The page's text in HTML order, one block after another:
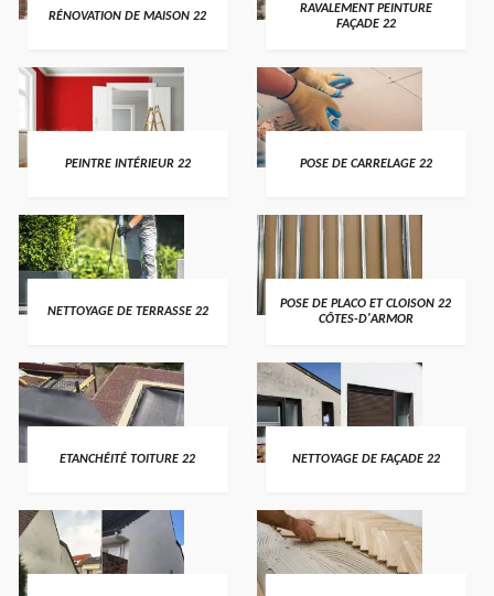
RÉNOVATION DE MAISON 22
RAVALEMENT PEINTURE
FAÇADE 22
PEINTRE INTÉRIEUR 22 POSE DE CARRELAGE 22
NETTOYAGE DE TERRASSE 22
POSE DE PLACO ET CLOISON 22
CÔTES-D'ARMOR
ETANCHÉITÉ TOITURE 22 NETTOYAGE DE FAÇADE 22